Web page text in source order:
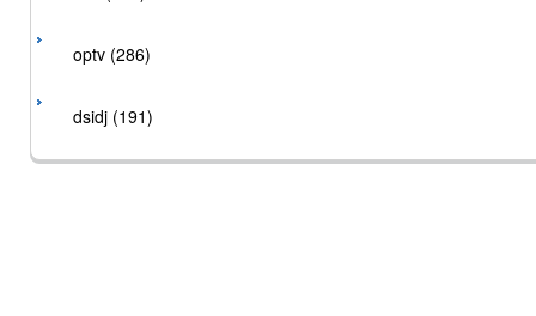
optv (286)
dsidj (191)